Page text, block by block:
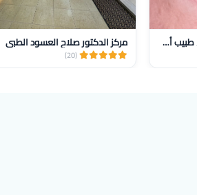
عيادة أسنان ، الدكتور نضال خليفة ، طبيب أسنان مركز الدكتور صلاح العسود الطبي
(20)